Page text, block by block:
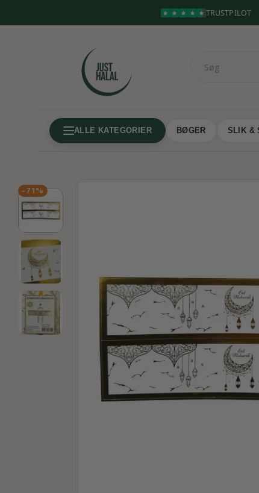
TRUSTPILOT
ALLE KATEGORIER BØGER SLIK &
-71%